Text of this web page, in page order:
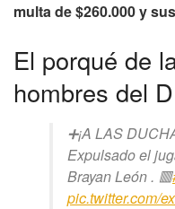
multa de $260.000 y
El porqué de
hombres del
➕¡A LAS
Expulsado el
Brayan León . 🟥
pic.twitter.com/